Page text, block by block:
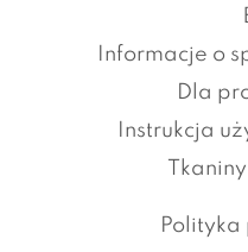
Informacje o
Dla
Instrukcja